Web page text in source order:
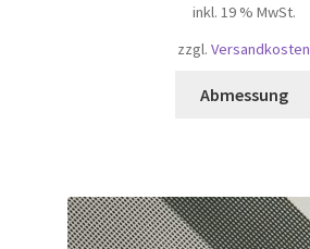
inkl. 19 % MwSt.
zzgl. Versandkosten
Abmessung